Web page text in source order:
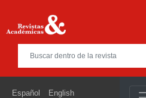
Español English